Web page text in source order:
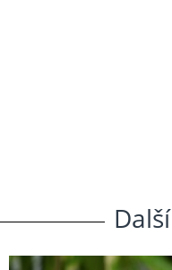
Další.